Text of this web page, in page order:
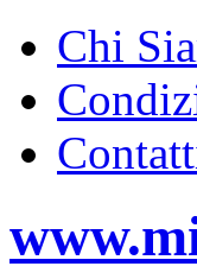
Chi